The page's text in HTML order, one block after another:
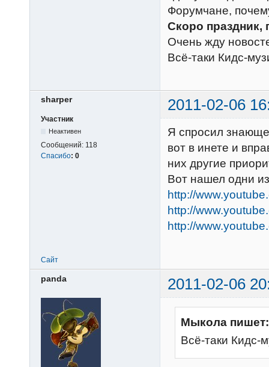
Форумчане,
Скоро праздник,
Очень жду
Всё-таки Кидс-
sharper 2011-02-06
Участник
Неактивен
Сообщений: 118
Спасибо: 0
Я спросил
вот в инете и
них другие
Вот нашел одни
http://
http://
http://
Сайт
panda 2011-02-06
Мыкола пишет:
Всё-таки Кидс-